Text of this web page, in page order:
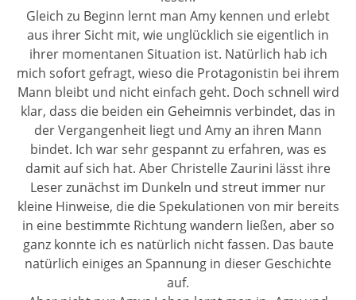
Gleich zu Beginn lernt man Amy kennen und erlebt
aus ihrer Sicht mit, wie unglücklich sie eigentlich in
ihrer momentanen Situation ist. Natürlich hab ich
mich sofort gefragt, wieso die Protagonistin bei ihrem
Mann bleibt und nicht einfach geht. Doch schnell wird
klar, dass die beiden ein Geheimnis verbindet, das in
der Vergangenheit liegt und Amy an ihren Mann
bindet. Ich war sehr gespannt zu erfahren, was es
damit auf sich hat. Aber Christelle Zaurini lässt ihre
Leser zunächst im Dunkeln und streut immer nur
kleine Hinweise, die die Spekulationen von mir bereits
in eine bestimmte Richtung wandern ließen, aber so
ganz konnte ich es natürlich nicht fassen. Das baute
natürlich einiges an Spannung in dieser Geschichte
auf.